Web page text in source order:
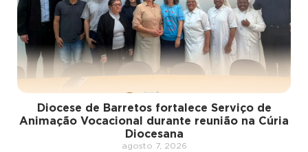
Diocese de Barretos fortalece Serviço de
Animação Vocacional durante reunião na Cúria
Diocesana
agosto 7, 2026